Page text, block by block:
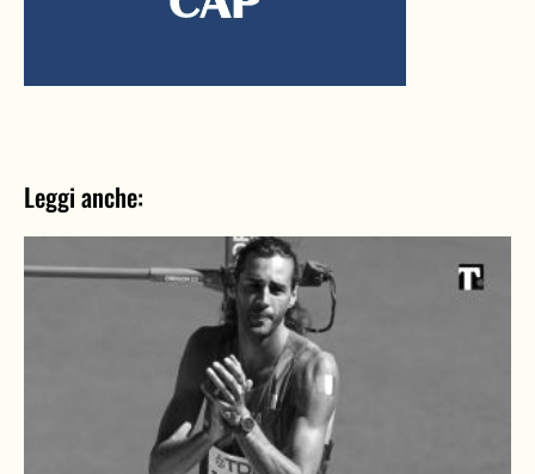
Leggi anche: